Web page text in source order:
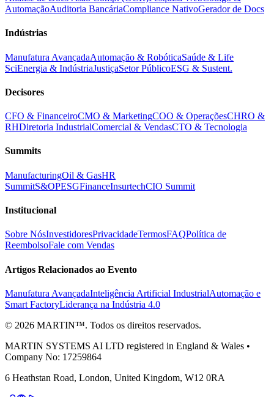
AutomaçãoAuditoria BancáriaCompliance NativoGerador de Docs
Indústrias
Manufatura AvançadaAutomação & RobóticaSaúde & Life
SciEnergia & IndústriaJustiçaSetor PúblicoESG & Sustent.
Decisores
CFO & FinanceiroCMO & MarketingCOO & OperaçõesCHRO &
RHDiretoria IndustrialComercial & VendasCTO & Tecnologia
Summits
ManufacturingOil & GasHR
SummitS&OPESGFinanceInsurtechCIO Summit
Institucional
Sobre NósInvestidoresPrivacidadeTermosFAQPolítica de
ReembolsoFale com Vendas
Artigos Relacionados ao Evento
Manufatura AvançadaInteligência Artificial IndustrialAutomação e
Smart FactoryLiderança na Indústria 4.0
© 2026 MARTIN™. Todos os direitos reservados.
MARTIN SYSTEMS AI LTD registered in England & Wales •
Company No: 17259864
6 Heathstan Road, London, United Kingdom, W12 0RA